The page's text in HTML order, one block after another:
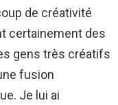
de créativité
certainement des
gens très créatifs
fusion
Je lui ai